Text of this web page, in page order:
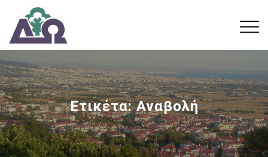
Ετικέτα:Αναβολή